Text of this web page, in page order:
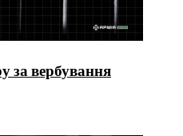
за вербування